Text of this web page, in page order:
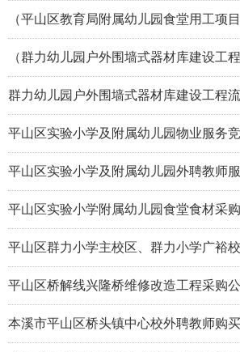
告
（平山区教育局附属幼儿园食堂用工项
公告
（群力幼儿园户外围墙式器材库建设工
磋商公告（二次）
群力幼儿园户外围墙式器材库建设工程
平山区实验小学及附属幼儿园物业服务
公告
平山区实验小学及附属幼儿园外聘教师
谈判公告
平山区实验小学附属幼儿园食堂食材采
商公告
平山区群力小学主校区、群力小学广裕
幼儿园保安服务中标（成交）结果公告
平山区桥解线兴隆桥维修改造工程采购
本溪市平山区桥头镇中心校外聘教师购